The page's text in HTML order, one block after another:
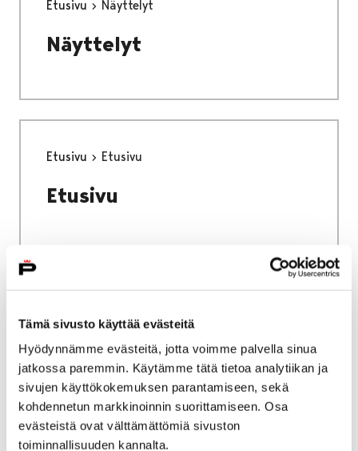
Tämä sivusto käyttää evästeitä
Hyödynnämme evästeitä, jotta voimme palvella sinua
jatkossa paremmin. Käytämme tätä tietoa analytiikan ja
sivujen käyttökokemuksen parantamiseen, sekä
kohdennetun markkinoinnin suorittamiseen. Osa
evästeistä ovat välttämättömiä sivuston
toiminnallisuuden kannalta.
Etusivu Näyttelyt
Näyttelyt
Etusivu Etusivu
Etusivu
Kokoelmat